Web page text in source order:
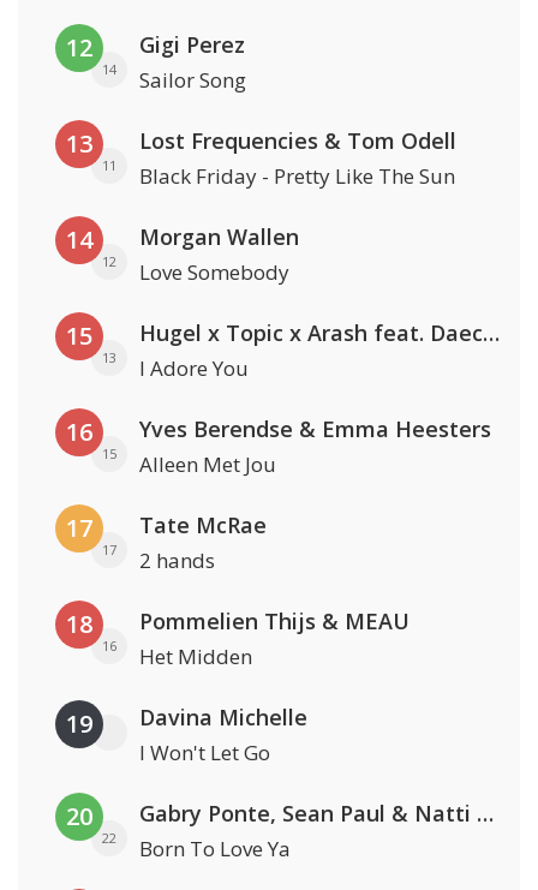
12
14
Gigi Perez
Sailor Song
13
11
Lost Frequencies & Tom Odell
Black Friday - Pretty Like The Sun
14
12
Morgan Wallen
Love Somebody
15
13
Hugel x Topic x Arash feat. Daecolm
I Adore You
16
15
Yves Berendse & Emma Heesters
Alleen Met Jou
17
17
Tate McRae
2 hands
18
16
Pommelien Thijs & MEAU
Het Midden
19 Davina Michelle
I Won't Let Go
20
22
Gabry Ponte, Sean Paul & Natti Natasha
Born To Love Ya